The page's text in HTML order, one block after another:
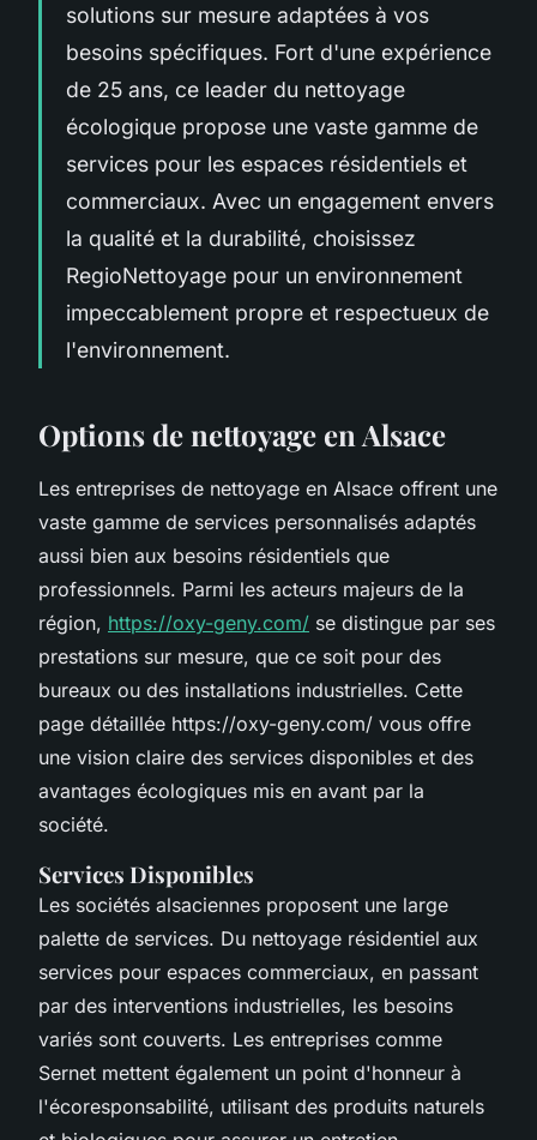
solutions sur mesure adaptées à vos
besoins spécifiques. Fort d'une expérience
de 25 ans, ce leader du nettoyage
écologique propose une vaste gamme de
services pour les espaces résidentiels et
commerciaux. Avec un engagement envers
la qualité et la durabilité, choisissez
RegioNettoyage pour un environnement
impeccablement propre et respectueux de
l'environnement.
Options de nettoyage en Alsace
Les entreprises de nettoyage en Alsace offrent une
vaste gamme de services personnalisés adaptés
aussi bien aux besoins résidentiels que
professionnels. Parmi les acteurs majeurs de la
région, https://oxy-geny.com/ se distingue par ses
prestations sur mesure, que ce soit pour des
bureaux ou des installations industrielles. Cette
page détaillée https://oxy-geny.com/ vous offre
une vision claire des services disponibles et des
avantages écologiques mis en avant par la
société.
Services Disponibles
Les sociétés alsaciennes proposent une large
palette de services. Du nettoyage résidentiel aux
services pour espaces commerciaux, en passant
par des interventions industrielles, les besoins
variés sont couverts. Les entreprises comme
Sernet mettent également un point d'honneur à
l'écoresponsabilité, utilisant des produits naturels